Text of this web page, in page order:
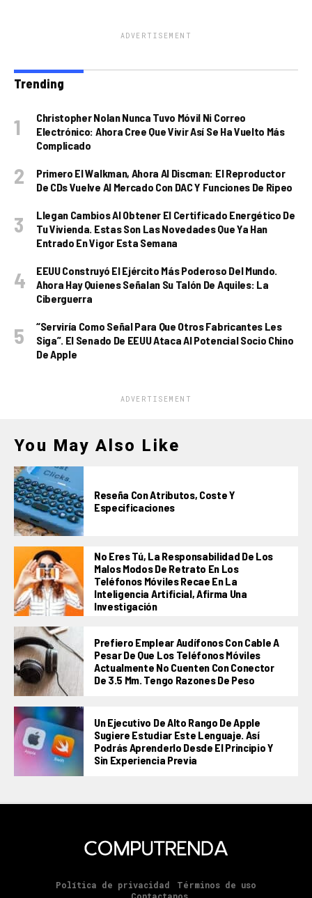
ADVERTISEMENT
Trending
Christopher Nolan Nunca Tuvo Móvil Ni Correo
Electrónico: Ahora Cree Que Vivir Así Se Ha Vuelto Más
Complicado
Primero El Walkman, Ahora Al Discman: El Reproductor
De CDs Vuelve Al Mercado Con DAC Y Funciones De Ripeo
Llegan Cambios Al Obtener El Certificado Energético De
Tu Vivienda. Estas Son Las Novedades Que Ya Han
Entrado En Vigor Esta Semana
EEUU Construyó El Ejército Más Poderoso Del Mundo.
Ahora Hay Quienes Señalan Su Talón De Aquiles: La
Ciberguerra
“Serviría Como Señal Para Que Otros Fabricantes Les
Siga”. El Senado De EEUU Ataca Al Potencial Socio Chino
De Apple
ADVERTISEMENT
You May Also Like
Reseña Con Atributos, Coste Y
Especificaciones
No Eres Tú, La Responsabilidad De Los
Malos Modos De Retrato En Los
Teléfonos Móviles Recae En La
Inteligencia Artificial, Afirma Una
Investigación
Prefiero Emplear Audífonos Con Cable A
Pesar De Que Los Teléfonos Móviles
Actualmente No Cuenten Con Conector
De 3.5 Mm. Tengo Razones De Peso
Un Ejecutivo De Alto Rango De Apple
Sugiere Estudiar Este Lenguaje. Así
Podrás Aprenderlo Desde El Principio Y
Sin Experiencia Previa
Política de privacidad
Términos de uso